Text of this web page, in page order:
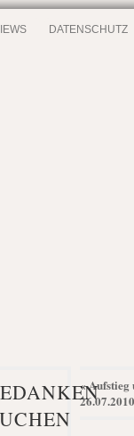
DATENSCHUTZ
«Aufstieg